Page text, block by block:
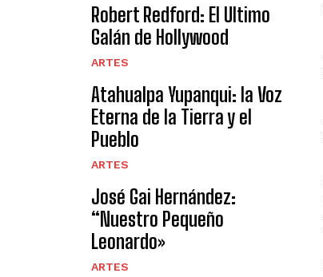
Robert Redford: El Ultimo
Galán de Hollywood
ARTES
Atahualpa Yupanqui: la Voz
Eterna de la Tierra y el
Pueblo
ARTES
José Gai Hernández:
“Nuestro Pequeño
Leonardo»
ARTES